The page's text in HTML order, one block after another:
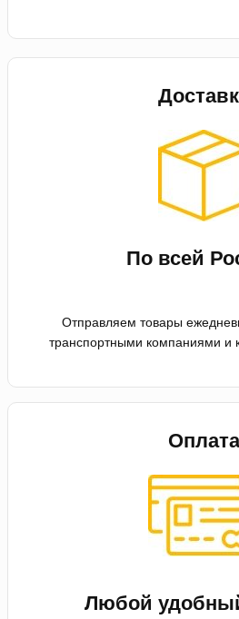
По всей
Отправляем товары
транспортными компаниями и
Оплата
Любой